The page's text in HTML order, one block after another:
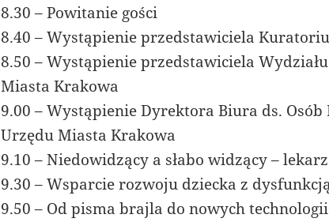
8.30 – Powitanie gości
8.40 – Wystąpienie przedstawiciela
8.50 – Wystąpienie przedstawiciela
Miasta Krakowa
9.00 – Wystąpienie Dyrektora Biura ds. Osób
Urzędu Miasta Krakowa
9.10 – Niedowidzący a słabo widzący –
9.30 – Wsparcie rozwoju dziecka z
9.50 – Od pisma brajla do nowych technologii